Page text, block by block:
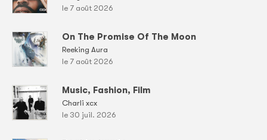
le 7 août 2026
On The Promise Of The Moon
Reeking Aura
le 7 août 2026
Music, Fashion, Film
Charli xcx
le 30 juil. 2026